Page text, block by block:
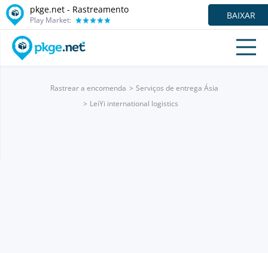
pkge.net - Rastreamento
Play Market: BAIXAR
Rastrear a encomenda
Serviços de entrega Ásia
LeiYi international logistics